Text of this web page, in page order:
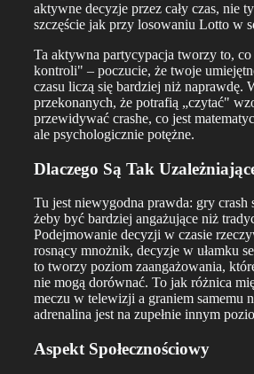
aktywne decyzje przez cały czas, nie
szczęście jak przy losowaniu Lotto w
Ta aktywna partycypacja tworzy to,
kontroli" – poczucie, że twoje
czasu liczą się bardziej niż naprawdę.
przekonanych, że potrafią „czytać"
przewidywać crashe, co jest
ale psychologicznie potężne.
Dlaczego Są Tak
Tu jest niewygodna prawda: gry crash
żeby być bardziej angażujące niż
Podejmowanie decyzji w czasie
rosnący mnożnik, decyzje w ułamku
to tworzy poziom zaangażowania,
nie mogą dorównać. To jak różnica
meczu w telewizji a graniem samemu
adrenalina jest na zupełnie innym
Aspekt Społecznościowy